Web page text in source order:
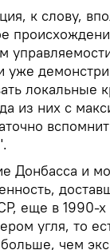
к слову,
уже
локальные
из них с
Донбасса и
еще в 1990-х
угля, то
чем